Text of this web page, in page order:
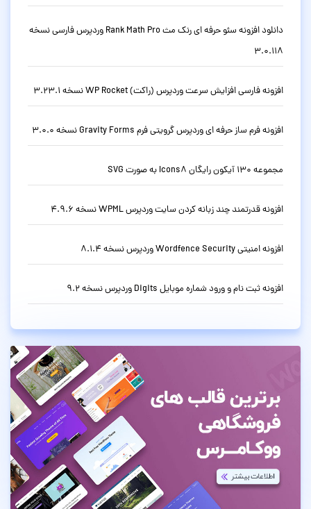
دانلود افزونه سئو حرفه ای رنک مث Rank Math Pro وردپرس فارسی نسخه
3.0.118
افزونه فارسی افزایش سرعت وردپرس (راکت) WP Rocket نسخه 3.23.1
افزونه فرم ساز حرفه ای وردپرس گرویتی فرم Gravity Forms نسخه 3.0.0
مجموعه 130 آیکون رایگان Icons8 به صورت SVG
افزونه قدرتمند چند زبانه کردن سایت وردپرس WPML نسخه 4.9.6
افزونه امنیتی Wordfence Security وردپرس نسخه 8.1.4
افزونه ثبت نام و ورود شماره موبایل Digits وردپرس نسخه 9.2